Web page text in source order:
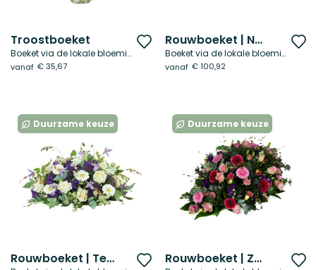
Troostboeket
Boeket via de lokale bloemist
vanaf € 35,67
Voeg
toe
aan
Rouwboeket | Natuurlijk
Boeket via de lokale bloemist
vanaf € 100,92
Duurzame keuze
Rouwboeket | Teder
Voeg
Duurzame keuze
Rouwboeket | Zacht roze